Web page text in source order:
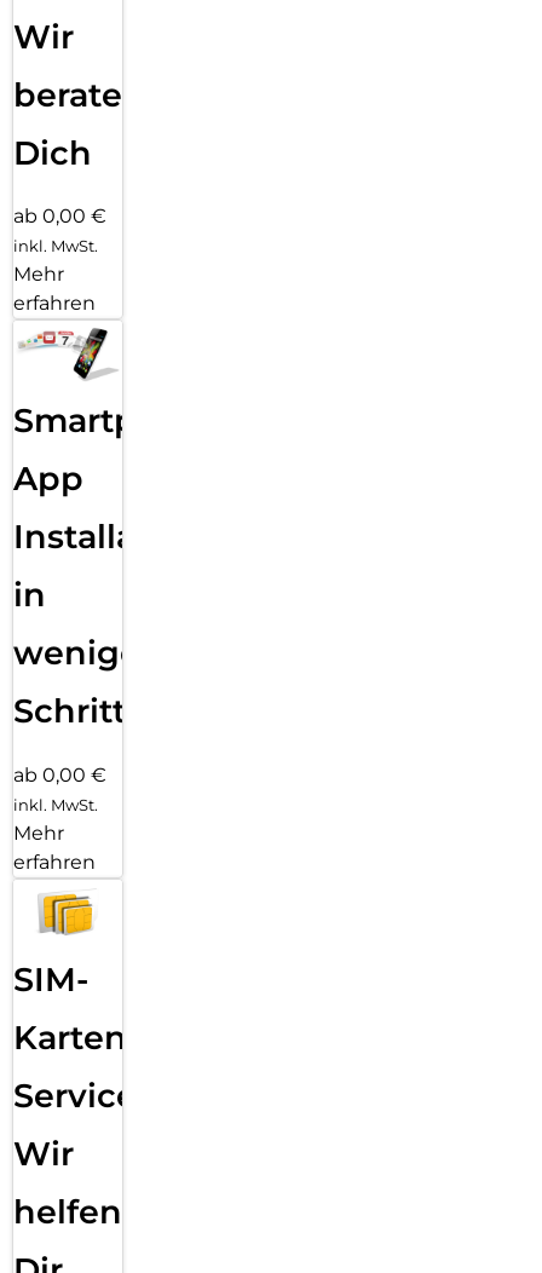
Wir
beraten
Dich
ab 0,00 €
inkl. MwSt.
Mehr
erfahren
Smartphone
App
Installation
in
wenigen
Schritten
ab 0,00 €
inkl. MwSt.
Mehr
erfahren
SIM-
Karten
Service:
Wir
helfen